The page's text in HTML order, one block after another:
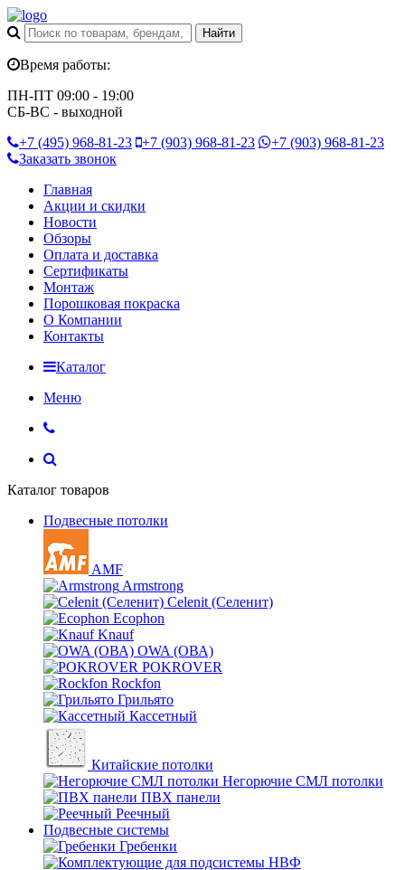
Время работы:
ПН-ПТ 09:00 - 19:00
СБ-ВС - выходной
+7 (495) 968-81-23 +7 (903) 968-81-23 +7 (903) 968-81-23
Заказать звонок
Главная
Акции и скидки
Новости
Обзоры
Оплата и доставка
Сертификаты
Монтаж
Порошковая покраска
О Компании
Контакты
Каталог
Меню
Каталог товаров
Подвесные потолки
AMF
Armstrong
Celenit (Селенит)
Ecophon
Knauf
OWA (ОВА)
POKROVER
Rockfon
Грильято
Кассетный
Китайские потолки
Негорючие СМЛ потолки
ПВХ панели
Реечный
Подвесные системы
Гребенки